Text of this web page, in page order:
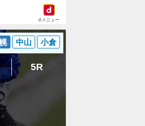
dメニュー
中山 小倉
5R